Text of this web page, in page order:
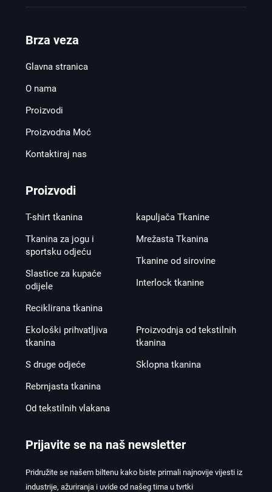
Brza veza
Glavna stranica
O nama
Proizvodi
Proizvodna Moć
Kontaktiraj nas
Proizvodi
T-shirt tkanina
Tkanina za jogu i
sportsku odjeću
Slastice za kupaće
odijele
Reciklirana tkanina
kapuljača Tkanine
Mrežasta Tkanina
Tkanine od sirovine
Interlock tkanine
Ekološki prihvatljiva
tkanina
S druge odjeće
Rebrnjasta tkanina
Od tekstilnih vlakana
Proizvodnja od tekstilnih
tkanina
Sklopna tkanina
Prijavite se na naš newsletter
Pridružite se našem biltenu kako biste primali najnovije vijesti iz
industrije, ažuriranja i uvide od našeg tima u tvrtki